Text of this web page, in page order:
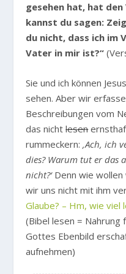
gesehen hat, hat
kannst du sagen:
du nicht, dass ich im
Vater in mir ist?“
Sie und ich können
sehen. Aber wir
Beschreibungen vom
das nichtlesen
rummeckern:‚Ach, ich
dies? Warum tut er das
nicht?‘Denn wie
wir uns nicht mit ihm
Glaube? – Hm, wie viel
(Bibel lesen = Nahrung
Gottes Ebenbild
aufnehmen)